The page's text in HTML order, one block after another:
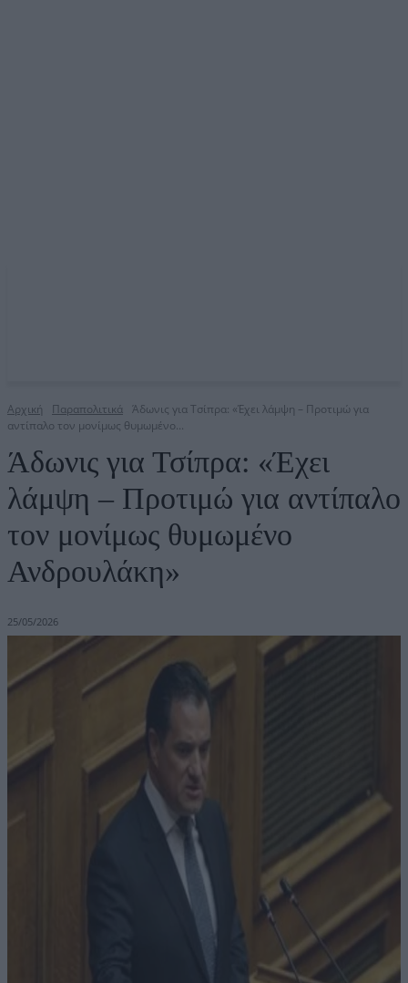
Αρχική Παραπολιτικά Άδωνις για Τσίπρα: «Έχει λάμψη – Προτιμώ για
αντίπαλο τον μονίμως θυμωμένο...
Άδωνις για Τσίπρα: «Έχει
λάμψη – Προτιμώ για αντίπαλο
τον μονίμως θυμωμένο
Ανδρουλάκη»
25/05/2026